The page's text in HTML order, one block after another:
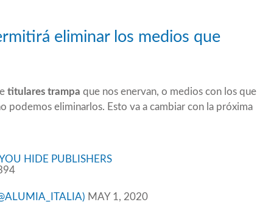
eliminar los medios que
titulares trampa que nos enervan, o medios con los que
podemos eliminarlos. Esto va a cambiar con la próxima
HIDE PUBLISHERS
MAY 1, 2020